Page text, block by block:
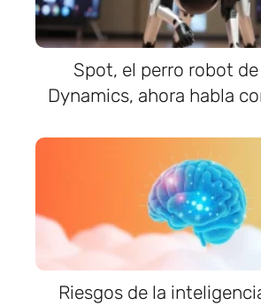
Spot, el perro robot
Dynamics, ahora habla
Riesgos de la